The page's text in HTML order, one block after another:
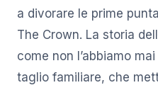
a divorare le prime
The Crown. La storia
come non l’abbiamo
taglio familiare, che